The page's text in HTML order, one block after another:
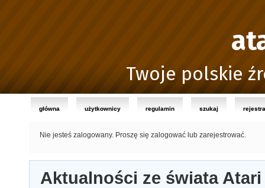
Twoje polskie
główna użytkownicy regulamin szukaj
Nie jesteś zalogowany. Proszę się zalogować lub zarejestrować.
Aktualności ze świata Atari